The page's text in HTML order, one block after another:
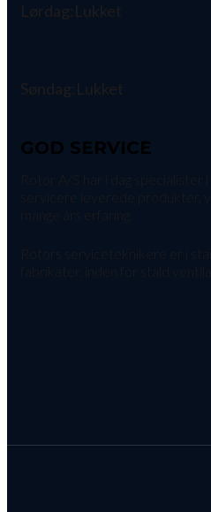
Lørdag:Lukket
Søndag:Lukket
GOD SERVICE
Rotor A/S har i dag specialister
mange års erfaring.